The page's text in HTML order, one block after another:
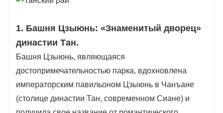
1. Башня Цзыюнь: «Знаменитый дворец»
династии Тан.
Башня Цзыюнь, являющаяся
достопримечательностью парка, вдохновлена ​​
императорским павильоном Цзыюнь в Чанъане
(столице династии Тан, современном Сиане) и